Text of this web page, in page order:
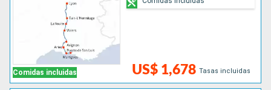
Comidas incluidas US$ 1,678 Tasas incluidas